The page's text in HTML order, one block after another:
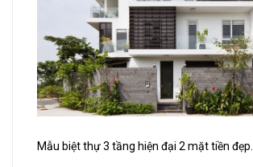
Mẫu biệt thự 3 tầng hiện đại 2 mặt tiền đẹp.